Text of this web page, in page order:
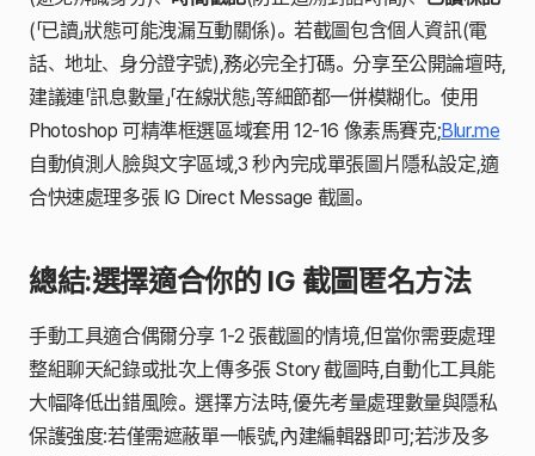
(「已讀」狀態可能洩漏互動關係)。若截圖包含個人資訊(電
話、地址、身分證字號),務必完全打碼。分享至公開論壇時,
建議連「訊息數量」「在線狀態」等細節都一併模糊化。使用
Photoshop 可精準框選區域套用 12-16 像素馬賽克;Blur.me
自動偵測人臉與文字區域,3 秒內完成單張圖片隱私設定,適
合快速處理多張 IG Direct Message 截圖。
總結:選擇適合你的 IG 截圖匿名方法
手動工具適合偶爾分享 1-2 張截圖的情境,但當你需要處理
整組聊天紀錄或批次上傳多張 Story 截圖時,自動化工具能
大幅降低出錯風險。選擇方法時,優先考量處理數量與隱私
保護強度:若僅需遮蔽單一帳號,內建編輯器即可;若涉及多